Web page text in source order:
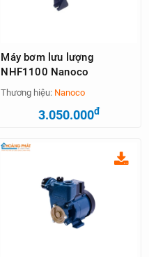
Máy bơm lưu lượng
NHF1100 Nanoco
Thương hiệu: Nanoco
3.050.000đ